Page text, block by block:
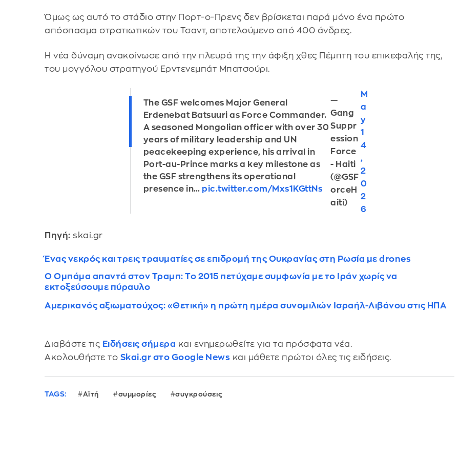
Όμως ως αυτό το στάδιο στην Πορτ-ο-Πρενς δεν βρίσκεται παρά μόνο ένα πρώτο
απόσπασμα στρατιωτικών του Τσαντ, αποτελούμενο από 400 άνδρες.
Η νέα δύναμη ανακοίνωσε από την πλευρά της την άφιξη χθες Πέμπτη του επικεφαλής της,
του μογγόλου στρατηγού Ερντενεμπάτ Μπατσούρι.
The GSF welcomes Major General
Erdenebat Batsuuri as Force Commander.
A seasoned Mongolian officer with over 30
years of military leadership and UN
peacekeeping experience, his arrival in
Port-au-Prince marks a key milestone as
the GSF strengthens its operational
presence in… pic.twitter.com/Mxs1KGttNs
—
Gang
Suppr
ession
Force
- Haiti
(@GSF
orceH
aiti)
M
a
y
1
4
,
2
0
2
6
Πηγή: skai.gr
Ένας νεκρός και τρεις τραυματίες σε επιδρομή της Ουκρανίας στη Ρωσία με drones
Ο Ομπάμα απαντά στον Τραμπ: Το 2015 πετύχαμε συμφωνία με το Ιράν χωρίς να
εκτοξεύσουμε πύραυλο
Αμερικανός αξιωματούχος: «Θετική» η πρώτη ημέρα συνομιλιών Ισραήλ-Λιβάνου στις ΗΠΑ
Διαβάστε τις Ειδήσεις σήμερα και ενημερωθείτε για τα πρόσφατα νέα.
Ακολουθήστε το Skai.gr στο Google News και μάθετε πρώτοι όλες τις ειδήσεις.
TAGS: Αϊτή συμμορίες συγκρούσεις